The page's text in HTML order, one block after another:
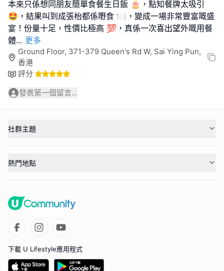
本來只係想同朋友簡單食餐生日飯 🎂，點知餐牌太吸引
🤩，結果叫到成張枱都係嘢食 🍽️，變成一場非常豐富嘅盛
宴！份量十足，性價比極高 💯，真係一次喜出望外嘅用餐
體... 更多
Ground Floor, 371-379 Queen's Rd W, Sai Ying Pun,
香港
評分
發表第一個留言...
社群主題
熱門地點
下載 U Lifestyle應用程式